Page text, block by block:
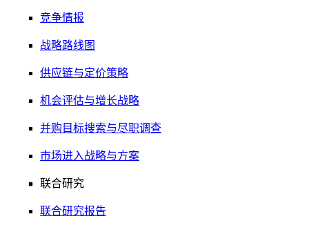
竞争情报
战略路线图
供应链与定价策略
机会评估与增长战略
并购目标搜索与尽职调查
市场进入战略与方案
联合研究
联合研究报告